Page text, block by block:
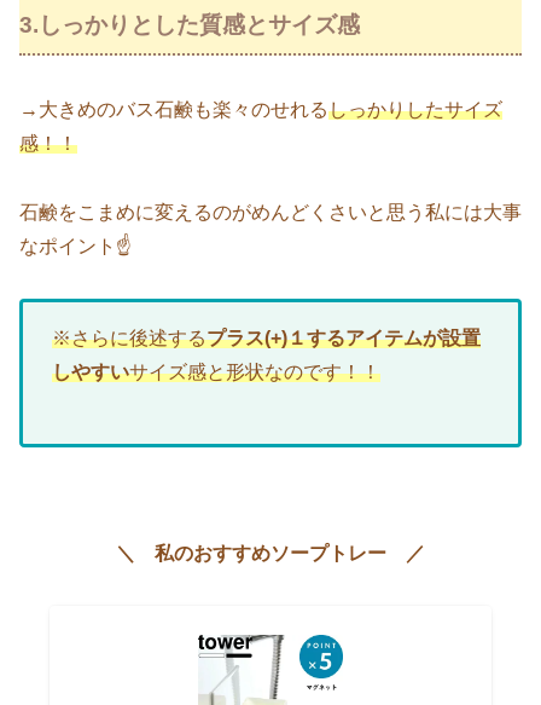
3.しっかりとした質感とサイズ感
→大きめのバス石鹸も楽々のせれるしっかりしたサイズ
感！！
石鹸をこまめに変えるのがめんどくさいと思う私には大事
なポイント☝
※さらに後述するプラス(+)１するアイテムが設置
しやすいサイズ感と形状なのです！！
＼ 私のおすすめソープトレー ／